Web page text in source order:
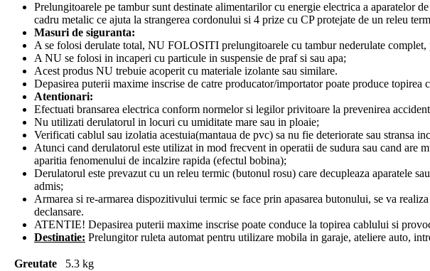
Prelungitoarele pe tambur sunt destinate alimentarilor cu energie electrica a aparatelor
cadru metalic ce ajuta la strangerea cordonului si 4 prize cu CP protejate de un releu
Masuri de siguranta:
A se folosi derulate total, NU FOLOSITI prelungitoarele cu tambur nederulate
A NU se folosi in incaperi cu particule in suspensie de praf si sau apa;
Acest produs NU trebuie acoperit cu materiale izolante sau similare.
Depasirea puterii maxime inscrise de catre producator/importator poate produce
Atentionari:
Efectuati bransarea electrica conform normelor si legilor privitoare la prevenirea
Nu utilizati derulatorul in locuri cu umiditate mare sau in ploaie;
Verificati cablul sau izolatia acestuia(mantaua de pvc) sa nu fie deteriorate sau stransa
Atunci cand derulatorul este utilizat in mod frecvent in operatii de sudura sau cand are
aparitia fenomenului de incalzire rapida (efectul bobina);
Derulatorul este prevazut cu un releu termic (butonul rosu) care decupleaza aparatele
admis;
Armarea si re-armarea dispozitivului termic se face prin apasarea butonului, se va
declansare.
ATENTIE! Depasirea puterii maxime inscrise poate conduce la topirea cablului si
Destinatie: Prelungitor ruleta automat pentru utilizare mobila in garaje, ateliere auto,
Greutate
5.3 kg